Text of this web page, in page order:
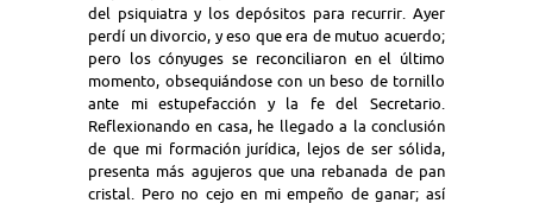
del psiquiatra y los depósitos para recurrir. Ayer
perdí un divorcio, y eso que era de mutuo acuerdo;
pero los cónyuges se reconciliaron en el último
momento, obsequiándose con un beso de tornillo
ante mi estupefacción y la fe del Secretario.
Reflexionando en casa, he llegado a la conclusión
de que mi formación jurídica, lejos de ser sólida,
presenta más agujeros que una rebanada de pan
cristal. Pero no cejo en mi empeño de ganar; así